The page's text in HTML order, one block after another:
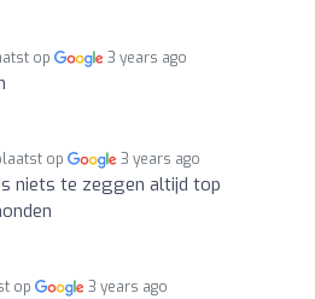
op 3 years ago
op 3 years ago
niets te zeggen altijd top
op 3 years ago